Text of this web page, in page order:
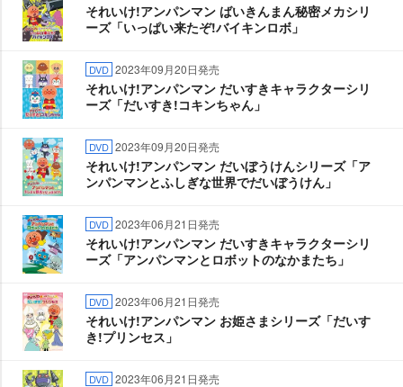
それいけ!アンパンマン ばいきんまん秘密メカシリ
ーズ「いっぱい来たぞ!バイキンロボ」
DVD 2023年09月20日発売
それいけ!アンパンマン だいすきキャラクターシリ
ーズ「だいすき!コキンちゃん」
DVD 2023年09月20日発売
それいけ!アンパンマン だいぼうけんシリーズ「ア
ンパンマンとふしぎな世界でだいぼうけん」
DVD 2023年06月21日発売
それいけ!アンパンマン だいすきキャラクターシリ
ーズ「アンパンマンとロボットのなかまたち」
DVD 2023年06月21日発売
それいけ!アンパンマン お姫さまシリーズ「だいす
き!プリンセス」
DVD 2023年06月21日発売